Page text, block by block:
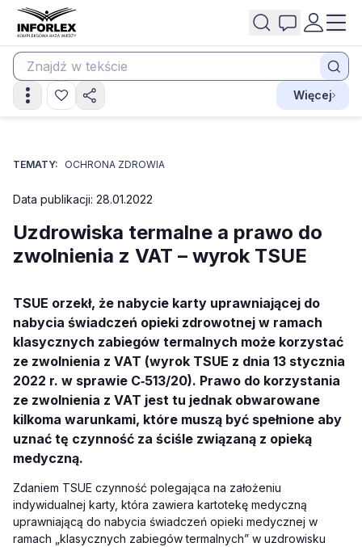
Więcej
TEMATY: OCHRONA ZDROWIA
Data publikacji: 28.01.2022
Uzdrowiska termalne a prawo do
zwolnienia z VAT – wyrok TSUE
TSUE orzekł, że nabycie karty uprawniającej do
nabycia świadczeń opieki zdrowotnej w ramach
klasycznych zabiegów termalnych może korzystać
ze zwolnienia z VAT (wyrok TSUE z dnia 13 stycznia
2022 r. w sprawie C‑513/20). Prawo do korzystania
ze zwolnienia z VAT jest tu jednak obwarowane
kilkoma warunkami, które muszą być spełnione aby
uznać tę czynność za ściśle związaną z opieką
medyczną.
Zdaniem TSUE czynność polegająca na założeniu
indywidualnej karty, która zawiera kartotekę medyczną
uprawniającą do nabycia świadczeń opieki medycznej w
ramach „klasycznych zabiegów termalnych” w uzdrowisku